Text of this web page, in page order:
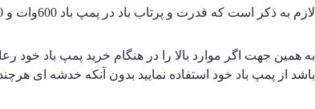
لازم به ذکر است که قدرت و پرتاب باد در پمپ باد 600وات و 700وات متفاوت از یکدیگر می باشد.
به همین جهت اگر موارد بالا را در هنگام خرید پمپ باد خود
باشد از پمپ باد خود استفاده نمایید بدون آنکه خدشه ای